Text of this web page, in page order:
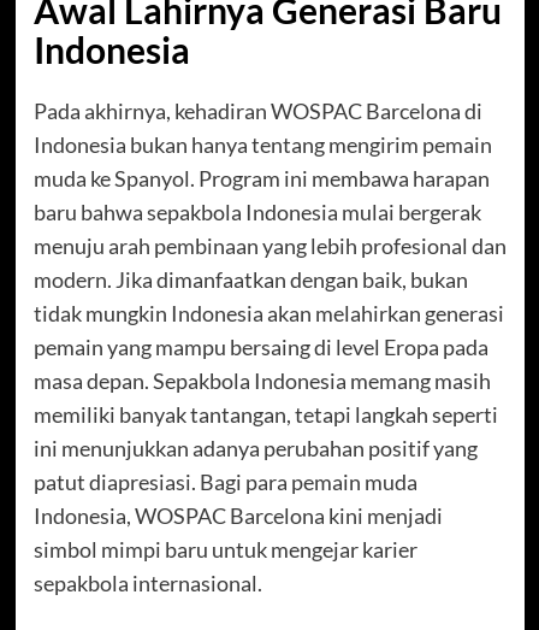
Awal Lahirnya Generasi Baru
Indonesia
Pada akhirnya, kehadiran WOSPAC Barcelona di
Indonesia bukan hanya tentang mengirim pemain
muda ke Spanyol. Program ini membawa harapan
baru bahwa sepakbola Indonesia mulai bergerak
menuju arah pembinaan yang lebih profesional dan
modern. Jika dimanfaatkan dengan baik, bukan
tidak mungkin Indonesia akan melahirkan generasi
pemain yang mampu bersaing di level Eropa pada
masa depan. Sepakbola Indonesia memang masih
memiliki banyak tantangan, tetapi langkah seperti
ini menunjukkan adanya perubahan positif yang
patut diapresiasi. Bagi para pemain muda
Indonesia, WOSPAC Barcelona kini menjadi
simbol mimpi baru untuk mengejar karier
sepakbola internasional.